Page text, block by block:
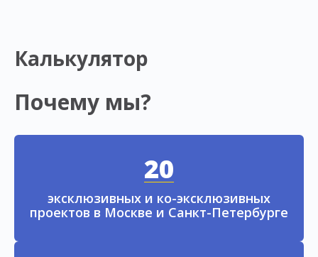
Калькулятор
Почему мы?
20
эксклюзивных и ко-эксклюзивных
проектов в Москве и Санкт-Петербурге